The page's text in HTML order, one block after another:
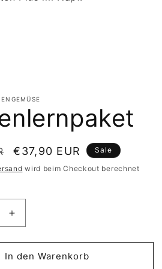
Verkaufspreis
€37,90 EUR Sale
wird beim Checkout berechnet
Erhöhe
die
Menge
für
In den Warenkorb